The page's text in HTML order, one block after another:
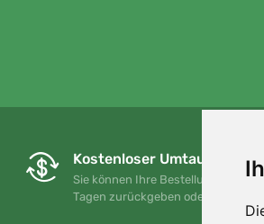
Kostenloser Umtausch und
Sie können Ihre Bestellung
Tagen zurückgeben oder